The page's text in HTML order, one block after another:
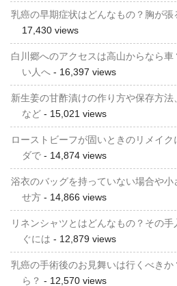
乳癌の早期症状はどんなもの？胸が張
17,430 views
白川郷へのアクセスは高山からなら
い人へ- 16,397 views
新生姜の甘酢漬けの作り方や保存方
など- 15,021 views
ローストビーフが固いときのリメイ
ダで- 14,874 views
浴衣のバッグを持っていない場合や
せ方- 14,866 views
リネンシャツとはどんなもの？その
ぐには - 12,879 views
乳癌の手術後のお見舞いは行くべきか
ら？ - 12,570 views